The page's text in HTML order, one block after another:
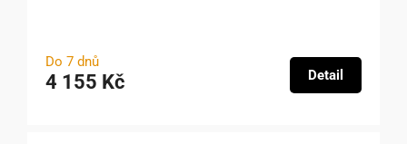
Do 7 dnů
4 155 Kč Detail